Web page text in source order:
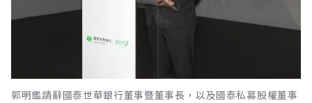
郭明鑑請辭國泰世華銀行董事暨董事長，以及國泰私募股權董事